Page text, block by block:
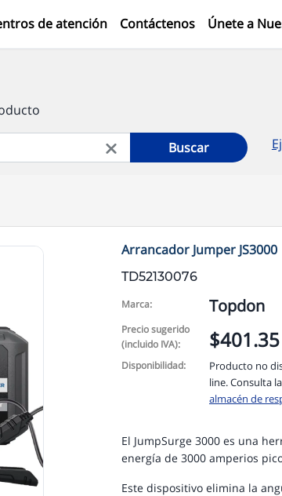
de atención Contáctenos Únete a
Buscar
Arrancador Jumper JS3000
TD52130076
Marca: Topdon
Precio sugerido
(incluido IVA):
$401.35
Disponibilidad:
Producto no
line. Consulta
almacén de
El JumpSurge 3000 es una
energía de 3000 amperios
Este dispositivo elimina la